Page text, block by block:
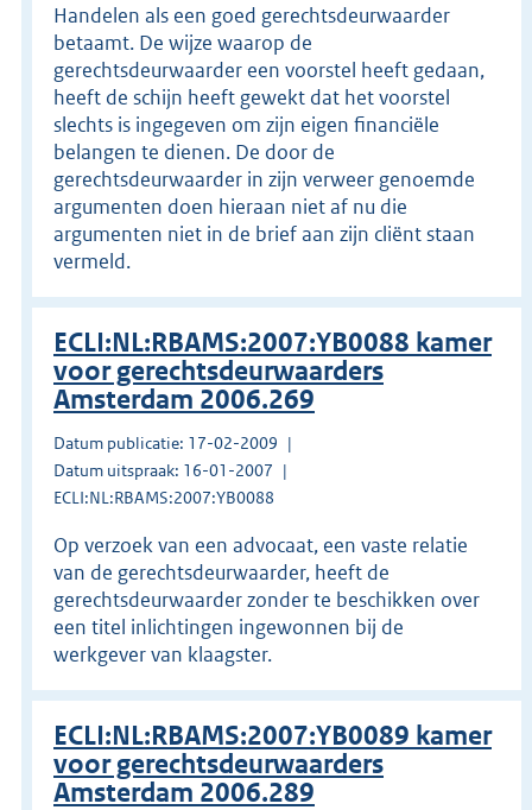
Handelen als een goed gerechtsdeurwaarder
betaamt. De wijze waarop de
gerechtsdeurwaarder een voorstel heeft gedaan,
heeft de schijn heeft gewekt dat het voorstel
slechts is ingegeven om zijn eigen financiële
belangen te dienen. De door de
gerechtsdeurwaarder in zijn verweer genoemde
argumenten doen hieraan niet af nu die
argumenten niet in de brief aan zijn cliënt staan
vermeld.
ECLI:NL:RBAMS:2007:YB0088 kamer
voor gerechtsdeurwaarders
Amsterdam 2006.269
Datum publicatie: 17-02-2009
Datum uitspraak: 16-01-2007
ECLI:NL:RBAMS:2007:YB0088
Op verzoek van een advocaat, een vaste relatie
van de gerechtsdeurwaarder, heeft de
gerechtsdeurwaarder zonder te beschikken over
een titel inlichtingen ingewonnen bij de
werkgever van klaagster.
ECLI:NL:RBAMS:2007:YB0089 kamer
voor gerechtsdeurwaarders
Amsterdam 2006.289